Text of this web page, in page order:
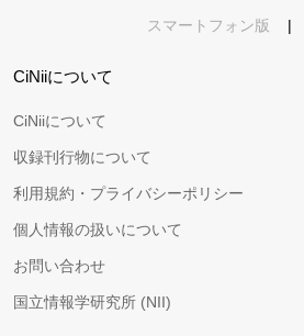
スマートフォン版 |
CiNiiについて
CiNiiについて
収録刊行物について
利用規約・プライバシーポリシー
個人情報の扱いについて
お問い合わせ
国立情報学研究所 (NII)